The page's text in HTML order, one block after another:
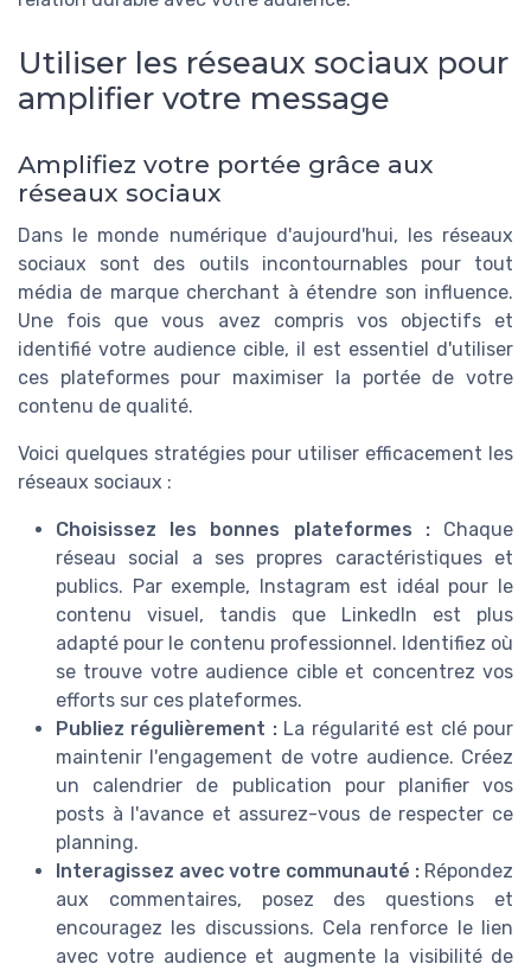
Utiliser les réseaux sociaux pour
amplifier votre message
Amplifiez votre portée grâce aux
réseaux sociaux
Dans le monde numérique d'aujourd'hui, les réseaux
sociaux sont des outils incontournables pour tout
média de marque cherchant à étendre son influence.
Une fois que vous avez compris vos objectifs et
identifié votre audience cible, il est essentiel d'utiliser
ces plateformes pour maximiser la portée de votre
contenu de qualité.
Voici quelques stratégies pour utiliser efficacement les
réseaux sociaux :
Choisissez les bonnes plateformes :Chaque
réseau social a ses propres caractéristiques et
publics. Par exemple, Instagram est idéal pour le
contenu visuel, tandis que LinkedIn est plus
adapté pour le contenu professionnel. Identifiez où
se trouve votre audience cible et concentrez vos
efforts sur ces plateformes.
Publiez régulièrement :La régularité est clé pour
maintenir l'engagement de votre audience. Créez
un calendrier de publication pour planifier vos
posts à l'avance et assurez-vous de respecter ce
planning.
Interagissez avec votre communauté : Répondez
aux commentaires, posez des questions et
encouragez les discussions. Cela renforce le lien
avec votre audience et augmente la visibilité de